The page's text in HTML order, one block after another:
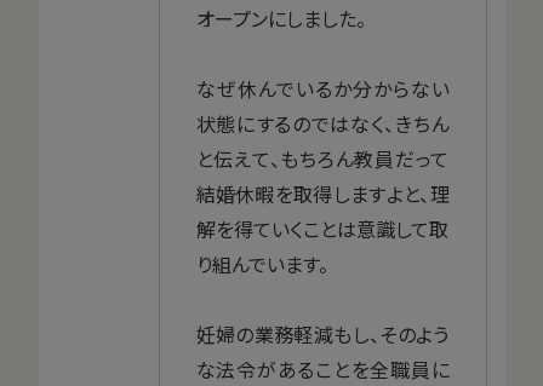
オープンにしました。
なぜ休んでいるか分からない
状態にするのではなく、きちん
と伝えて、もちろん教員だって
結婚休暇を取得しますよと、理
解を得ていくことは意識して取
り組んでいます。
妊婦の業務軽減もし、そのよう
な法令があることを全職員に